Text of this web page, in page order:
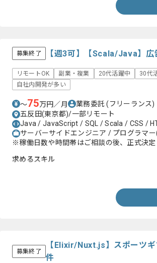
-モダンなアーキテクチャ設計や技術選定の
-課題解決や業務改善および効率化の実務
募集終了 【週3可】【Scala/Java】
リモートOK 副業・複業 20代活躍中 30代
自社内開発が多い
〜75万円／月 業務委託(フリーランス)
五反田(東京都)/一部リモート
Java / JavaScript / SQL / Scala / CSS /
サーバーサイドエンジニア / プログラマー
※稼働日数や時間帯はご相談の後、正式決定
求めるスキル
募集終了
【Elixir/Nuxt.js】スポーツギ
件